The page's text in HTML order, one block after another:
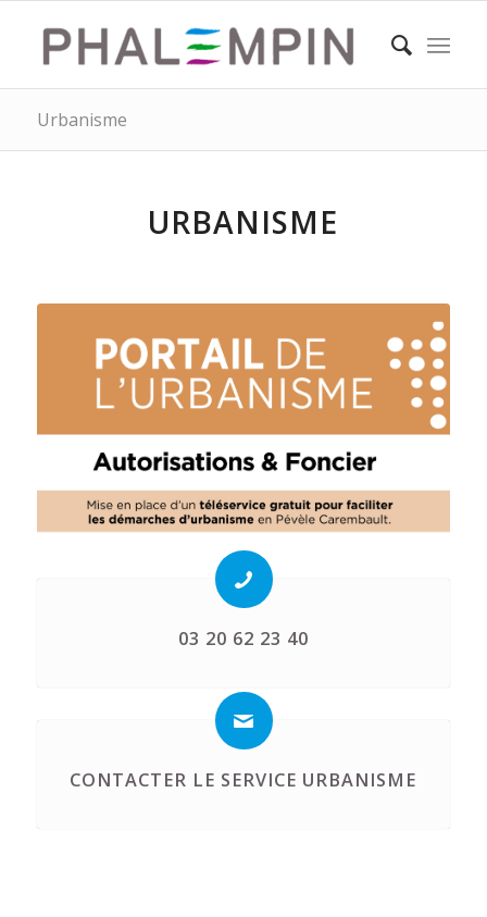
Urbanisme
URBANISME
03 20 62 23 40
CONTACTER LE SERVICE URBANISME